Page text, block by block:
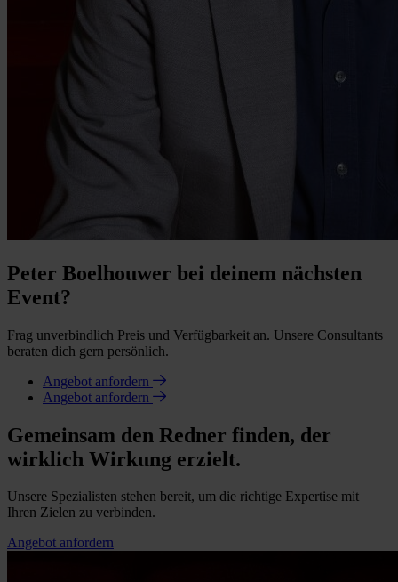
Peter Boelhouwer bei deinem nächsten
Event?
Frag unverbindlich Preis und Verfügbarkeit an. Unsere Consultants
beraten dich gern persönlich.
Angebot anfordern
Angebot anfordern
Gemeinsam den Redner finden, der
wirklich Wirkung erzielt.
Unsere Spezialisten stehen bereit, um die richtige Expertise mit
Ihren Zielen zu verbinden.
Angebot anfordern